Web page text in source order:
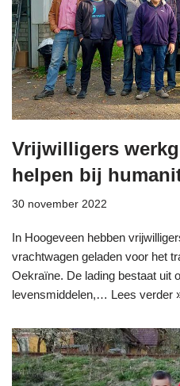
Vrijwilligers
helpen bij
30 november 2022
In Hoogeveen hebben
vrachtwagen geladen voor het
Oekraïne. De lading bestaat uit
levensmiddelen,… Lees verder